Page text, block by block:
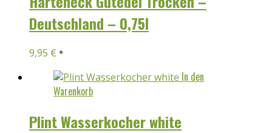
Deutschland – 0,75l
9,95 € *
In den
Warenkorb
Plint Wasserkocher white